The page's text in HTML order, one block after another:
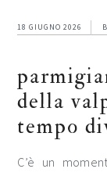
18 GIUGNO 2026
della
tempo
C’è un